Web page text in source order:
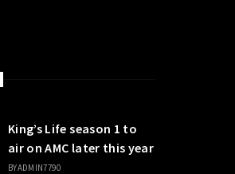
King’s Life season 1 to
air on AMC later this year
BYADMIN7790